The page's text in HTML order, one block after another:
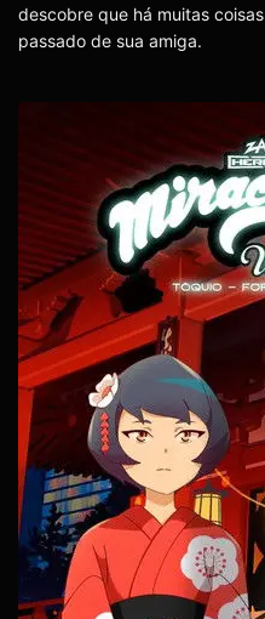
descobre que há muitas
passado de sua amiga.